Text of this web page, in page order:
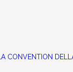
CONVENTION